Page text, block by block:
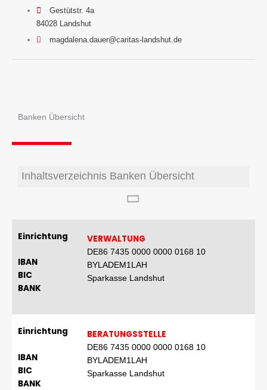
Gestütstr. 4a
84028 Landshut
magdalena.dauer@caritas-landshut.de
Banken Übersicht
Inhaltsverzeichnis Banken Übersicht
Einrichtung
IBAN
BIC
BANK
VERWALTUNG
DE86 7435 0000 0000 0168 10
BYLADEM1LAH
Sparkasse Landshut
Einrichtung
IBAN
BIC
BANK
BERATUNGSSTELLE
DE86 7435 0000 0000 0168 10
BYLADEM1LAH
Sparkasse Landshut